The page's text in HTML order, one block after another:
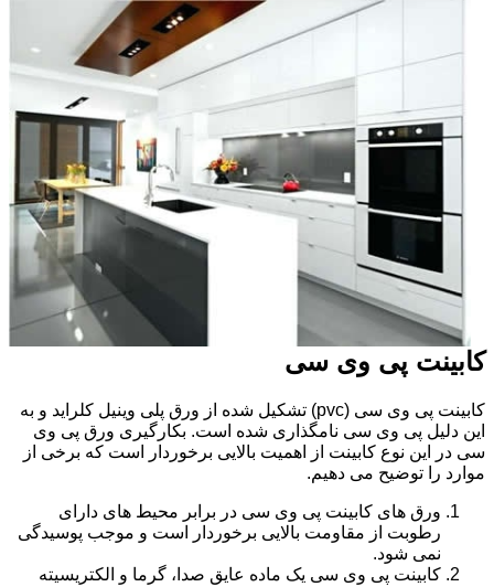
کابینت پی وی سی
کابینت پی وی سی (pvc) تشکیل شده از ورق پلی وینیل کلراید و به
این دلیل پی وی سی نامگذاری شده است. بکارگیری ورق پی وی
سی در این نوع کابینت از اهمیت بالایی برخوردار است که برخی از
موارد را توضیح می دهیم.
ورق های کابینت پی وی سی در برابر محیط های دارای
رطوبت از مقاومت بالایی برخوردار است و موجب پوسیدگی
نمی شود.
کابینت پی وی سی یک ماده عایق صدا، گرما و الکتریسیته